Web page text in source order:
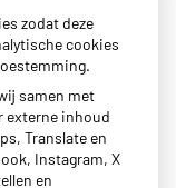
zodat deze
cookies
samen met
externe inhoud
Translate en
Instagram, X
en